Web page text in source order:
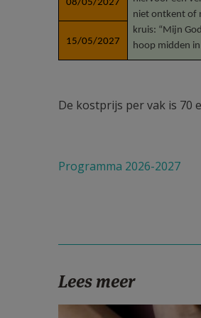
niet ontkent of
kruis: “Mijn
hoop midden
08/05/2027
15/05/2027
De kostprijs per vak is 70
Programma 2026-2027
Lees meer